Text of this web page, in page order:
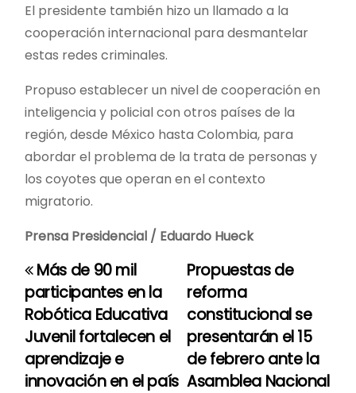
El presidente también hizo un llamado a la
cooperación internacional para desmantelar
estas redes criminales.
Propuso establecer un nivel de cooperación en
inteligencia y policial con otros países de la
región, desde México hasta Colombia, para
abordar el problema de la trata de personas y
los coyotes que operan en el contexto
migratorio.
Prensa Presidencial / Eduardo Hueck
N
a
v
e
Propuestas de
reforma
constitucional se
presentarán el 15
de febrero ante la
Asamblea Nacional
Más de 90 mil
participantes en la
Robótica Educativa
Juvenil fortalecen el
aprendizaje e
innovación en el país